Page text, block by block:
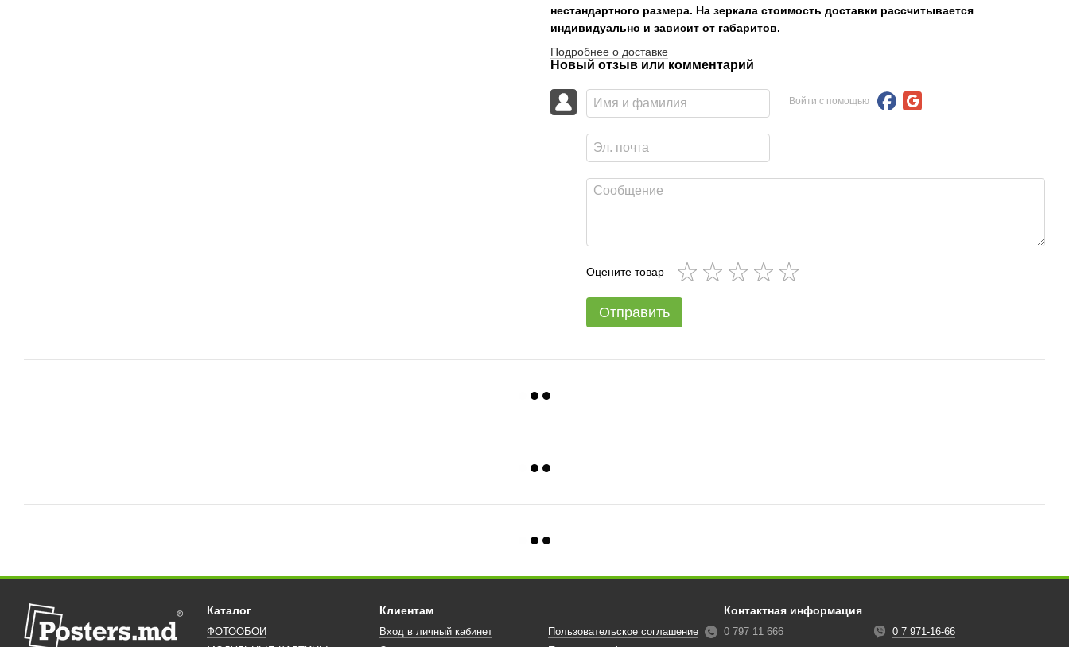
нестандартного размера. На зеркала стоимость доставки рассчитывается
индивидуально и зависит от габаритов.
Подробнее о доставке
Новый отзыв или комментарий
Войти с помощью
Оцените товар
Отправить
Каталог
ФОТООБОИ
Клиентам
Вход в личный кабинет
Пользовательское соглашение
Контактная информация
0 797 11 666 0 7 971-16-66